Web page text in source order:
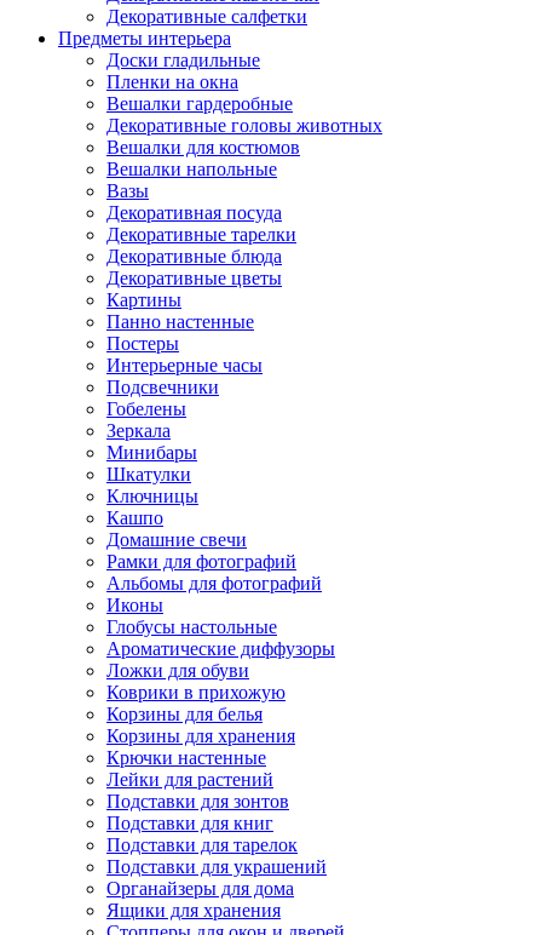
Декоративные салфетки
Предметы интерьера
Доски гладильные
Пленки на окна
Вешалки гардеробные
Декоративные головы животных
Вешалки для костюмов
Вешалки напольные
Вазы
Декоративная посуда
Декоративные тарелки
Декоративные блюда
Декоративные цветы
Картины
Панно настенные
Постеры
Интерьерные часы
Подсвечники
Гобелены
Зеркала
Минибары
Шкатулки
Ключницы
Кашпо
Домашние свечи
Рамки для фотографий
Альбомы для фотографий
Иконы
Глобусы настольные
Ароматические диффузоры
Ложки для обуви
Коврики в прихожую
Корзины для белья
Корзины для хранения
Крючки настенные
Лейки для растений
Подставки для зонтов
Подставки для книг
Подставки для тарелок
Подставки для украшений
Органайзеры для дома
Ящики для хранения